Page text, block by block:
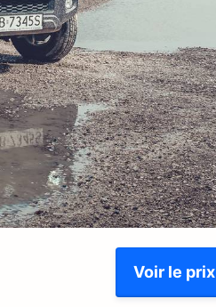
Voir le prix